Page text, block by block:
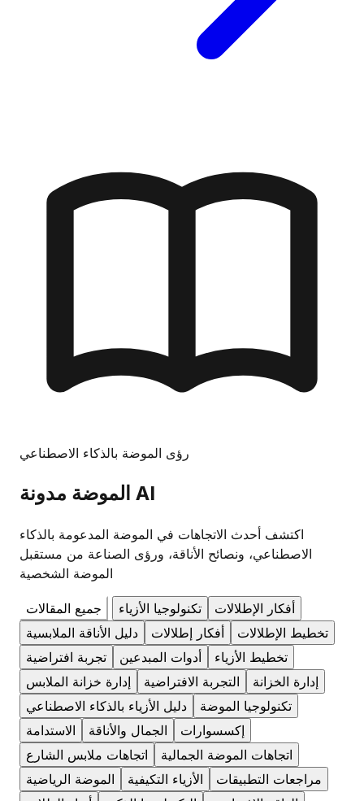
رؤى الموضة بالذكاء الاصطناعي
الموضة مدونة AI
اكتشف أحدث الاتجاهات في الموضة المدعومة بالذكاء
الاصطناعي، ونصائح الأناقة، ورؤى الصناعة من مستقبل
الموضة الشخصية
جميع المقالات تكنولوجيا الأزياء
أفكار الإطلالات
دليل الأناقة الملابسية
أفكار إطلالات
تخطيط الإطلالات
تجربة افتراضية
أدوات المبدعين
تخطيط الأزياء
إدارة خزانة الملابس
التجربة الافتراضية
إدارة الخزانة
دليل الأزياء بالذكاء الاصطناعي
تكنولوجيا الموضة
الاستدامة
الجمال والأناقة
إكسسوارات
اتجاهات ملابس الشارع
اتجاهات الموضة الجمالية
الموضة الرياضية
الأزياء التكيفية
مراجعات التطبيقات